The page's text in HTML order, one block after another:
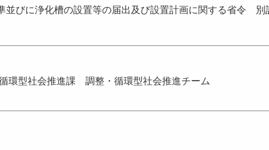
並びに浄化槽の設置等の届出及び設置計画に関する省令 別
環型社会推進課 調整・循環型社会推進チーム